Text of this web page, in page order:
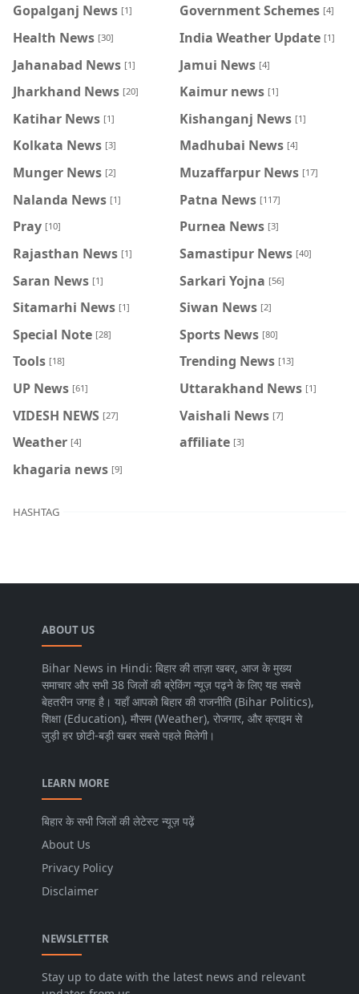
Gopalganj News [1] Government Schemes [4]
Health News [30] India Weather Update [1]
Jahanabad News [1] Jamui News [4]
Jharkhand News [20] Kaimur news [1]
Katihar News [1] Kishanganj News [1]
Kolkata News [3] Madhubai News [4]
Munger News [2] Muzaffarpur News [17]
Nalanda News [1] Patna News [117]
Pray [10] Purnea News [3]
Rajasthan News [1] Samastipur News [40]
Saran News [1] Sarkari Yojna [56]
Sitamarhi News [1] Siwan News [2]
Special Note [28] Sports News [80]
Tools [18] Trending News [13]
UP News [61] Uttarakhand News [1]
VIDESH NEWS [27] Vaishali News [7]
Weather [4] affiliate [3]
khagaria news [9]
HASHTAG
ABOUT US
Bihar News in Hindi: बिहार की ताज़ा खबर, आज के मुख्य
समाचार और सभी 38 जिलों की ब्रेकिंग न्यूज़ पढ़ने के लिए यह सबसे
बेहतरीन जगह है। यहाँ आपको बिहार की राजनीति (Bihar Politics),
शिक्षा (Education), मौसम (Weather), रोजगार, और क्राइम से
जुड़ी हर छोटी-बड़ी खबर सबसे पहले मिलेगी।
LEARN MORE
बिहार के सभी जिलों की लेटेस्ट न्यूज़ पढ़ें
About Us
Privacy Policy
Disclaimer
NEWSLETTER
Stay up to date with the latest news and relevant